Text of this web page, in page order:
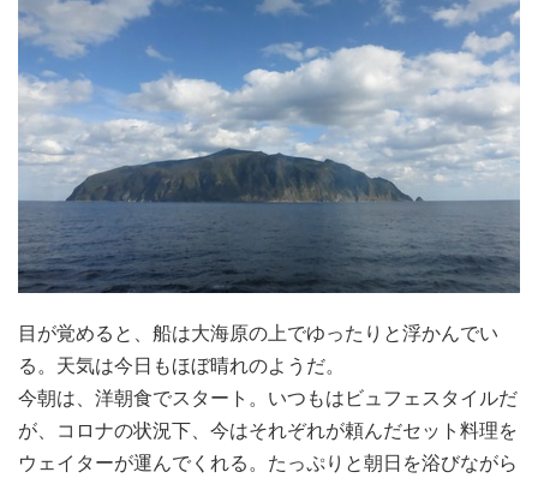
目が覚めると、船は大海原の上でゆったりと浮かんでい
る。天気は今日もほぼ晴れのようだ。
今朝は、洋朝食でスタート。いつもはビュフェスタイルだ
が、コロナの状況下、今はそれぞれが頼んだセット料理を
ウェイターが運んでくれる。たっぷりと朝日を浴びながら